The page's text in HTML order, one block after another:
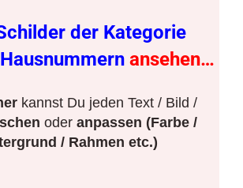
der Kategorie
ansehen…
kannst Du jeden Text / Bild /
oder anpassen (Farbe /
/ Rahmen etc.)